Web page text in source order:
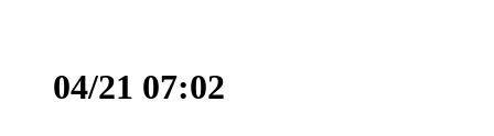
04/21 07:02